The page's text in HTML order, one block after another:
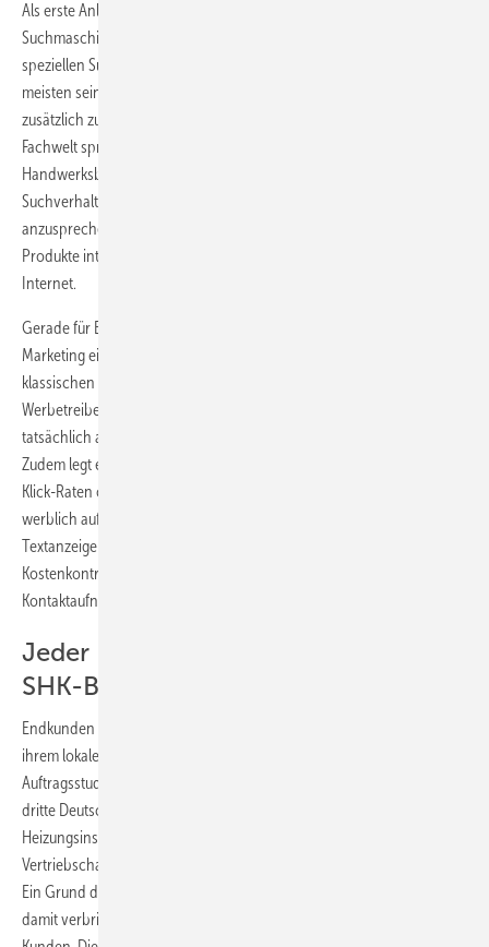
Als erste Anlaufstelle wählen die meisten Verbraucher derzeit die
Suchmaschine Google. Dort sind die Werbeformate exakt auf die
speziellen Suchanfragen abgestimmt. So bekommt der Nutzer zu den
meisten seiner Anfragen gleich auch das passende Angebot
zusätzlich zu den organischen Suchergebnissen präsentiert. Die
Fachwelt spricht hier von Suchmaschinenwerbung. Lokal arbeitende
Handwerks­betriebe haben die Möglichkeit, durch eine dem
Suchverhalten angepasste Werbeform, genau die Käufer
anzusprechen, die sich auch wirklich für ihre Dienstleistung oder ihre
Produkte interessieren. Diese Art der Werbung funktioniert nur im
Internet.
Gerade für Betriebe mit kleinem Werbebudget ist das Suchmaschinen-
Marketing eine sinnvolle Alternative oder Ergänzung zu den
klassischen Werbemaßnahmen. Denn zum einen zahlt ein
Werbetreibender bei der Maßnahme erst dann, wenn der Kunde auch
tatsächlich auf die Website klickt und erfolgreich weitergeleitet wurde.
Zudem legt er ein maximales Budget fest und kann den Erfolg über
Klick-Raten oder Kontaktaufnahmen messen. Angefangen beim
werblich aufbereiteten Online-Brancheneintrag bis hin zur
Textanzeige „Google Adwords“ – alle Formen ermöglichen langfristige
Kostenkontrolle und beinhalten die Möglichkeit einer direkten
Kontaktaufnahme zum Interessenten.
Jeder Dritte sucht im Internet einen
SHK-Betrieb
Endkunden suchen über das Internet verstärkt nach Dienstleistern in
ihrem lokalen Umfeld – dies fand die Telegate AG in ihrer aktuellen
Auftragsstudie „Lokale Suche in Deutschland“ heraus. Bereits jeder
dritte Deutsche fragt zuerst die Suchmaschine nach Sanitär- und
Heizungsinstallateuren. Doch trotz dieser nachweislich hohen
Vertriebschancen reagieren viele örtliche Betriebe noch verhalten.
Ein Grund dafür dürfte sicherlich sein, dass kleine Betriebe ihre Zeit
damit verbringen, die eigene Auftragslage zu sichern. Sie sind beim